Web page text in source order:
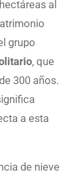
al
grupo
, que
300 años.
a esta
de nieve